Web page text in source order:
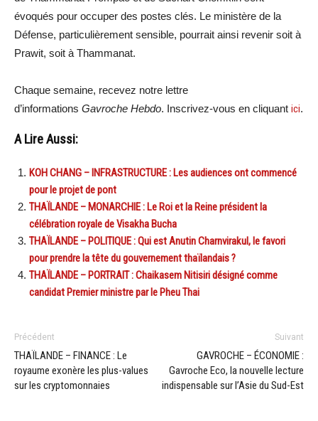
évoqués pour occuper des postes clés. Le ministère de la
Défense, particulièrement sensible, pourrait ainsi revenir soit à
Prawit, soit à Thammanat.
Chaque semaine, recevez notre lettre
d’informations Gavroche Hebdo. Inscrivez-vous en cliquant ici.
A Lire Aussi:
KOH CHANG – INFRASTRUCTURE : Les audiences ont commencé
pour le projet de pont
THAÏLANDE – MONARCHIE : Le Roi et la Reine président la
célébration royale de Visakha Bucha
THAÏLANDE – POLITIQUE : Qui est Anutin Charnvirakul, le favori
pour prendre la tête du gouvernement thaïlandais ?
THAÏLANDE – PORTRAIT : Chaikasem Nitisiri désigné comme
candidat Premier ministre par le Pheu Thai
Précédent
THAÏLANDE – FINANCE : Le
royaume exonère les plus-values
sur les cryptomonnaies
Suivant
GAVROCHE – ÉCONOMIE :
Gavroche Eco, la nouvelle lecture
indispensable sur l’Asie du Sud-Est